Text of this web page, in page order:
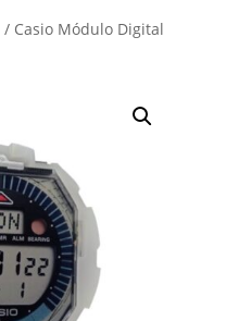
/ Casio Módulo Digital